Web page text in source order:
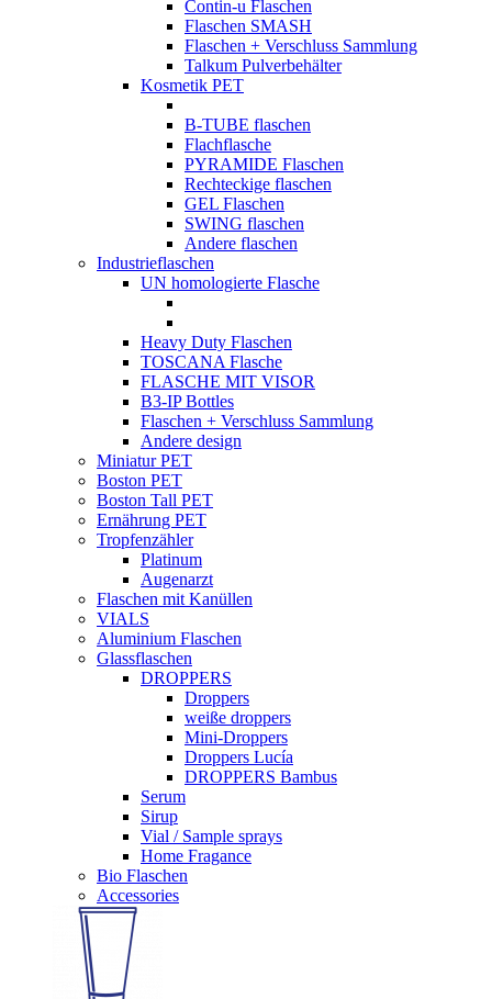
Contin-u Flaschen
Flaschen SMASH
Flaschen + Verschluss Sammlung
Talkum Pulverbehälter
Kosmetik PET
B-TUBE flaschen
Flachflasche
PYRAMIDE Flaschen
Rechteckige flaschen
GEL Flaschen
SWING flaschen
Andere flaschen
Industrieflaschen
UN homologierte Flasche
Heavy Duty Flaschen
TOSCANA Flasche
FLASCHE MIT VISOR
B3-IP Bottles
Flaschen + Verschluss Sammlung
Andere design
Miniatur PET
Boston PET
Boston Tall PET
Ernährung PET
Tropfenzähler
Platinum
Augenarzt
Flaschen mit Kanüllen
VIALS
Aluminium Flaschen
Glassflaschen
DROPPERS
Droppers
weiße droppers
Mini-Droppers
Droppers Lucía
DROPPERS Bambus
Serum
Sirup
Vial / Sample sprays
Home Fragance
Bio Flaschen
Accessories